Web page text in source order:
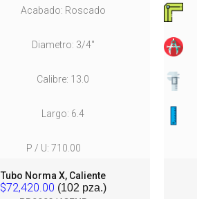
Acabado: Roscado
Diametro: 3/4"
Calibre: 13.0
Largo: 6.4
P / U: 710.00
Tubo Norma X, Caliente
$72,420.00 (102 pza.)